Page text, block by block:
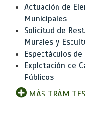
Actuación de
Municipales
Solicitud de
Murales y
Espectáculos de
Explotación de
Públicos
MÁS TRÁMITES